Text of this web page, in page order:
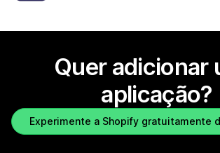
Quer adicionar
aplicação?
Experimente a Shopify gratuitamente